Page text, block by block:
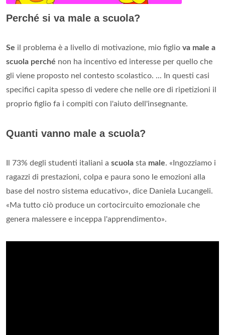
Perché si va male a scuola?
Se il problema è a livello di motivazione, mio figlio va male a
scuola perché non ha incentivo ed interesse per quello che
gli viene proposto nel contesto scolastico. ... In questi casi
specifici capita spesso di vedere che nelle ore di ripetizioni il
proprio figlio fa i compiti con l'aiuto dell'insegnante.
Quanti vanno male a scuola?
Il 73% degli studenti italiani a scuola sta male. «Ingozziamo i
ragazzi di prestazioni, colpa e paura sono le emozioni alla
base del nostro sistema educativo», dice Daniela Lucangeli.
«Ma tutto ciò produce un cortocircuito emozionale che
genera malessere e inceppa l'apprendimento».